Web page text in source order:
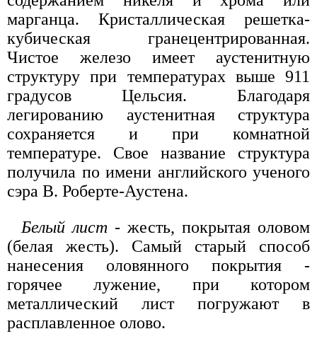
марганца. Кристаллическая решетка-
кубическая гранецентрированная.
Чистое железо имеет аустенитную
структуру при температурах выше 911
градусов Цельсия. Благодаря
легированию аустенитная структура
сохраняется и при комнатной
температуре. Свое название структура
получила по имени английского ученого
сэра В. Роберте-Аустена.
Белый лист - жесть, покрытая оловом
(белая жесть). Самый старый способ
нанесения оловянного покрытия -
горячее лужение, при котором
металлический лист погружают в
расплавленное олово.